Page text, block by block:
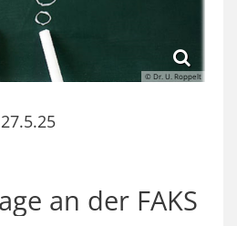
© Dr. U. Roppelt
an der FAKS